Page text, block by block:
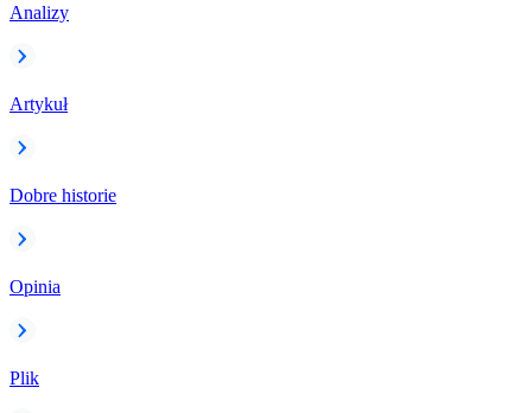
Analizy
Artykuł
Dobre historie
Opinia
Plik